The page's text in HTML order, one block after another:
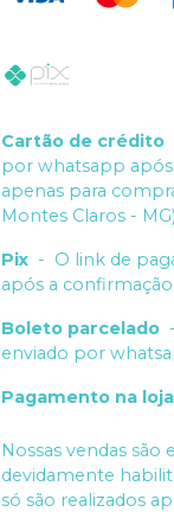
Cartão de crédito
por whatsapp
apenas para
Montes Claros - MG)
Pix - O link de
após a
Boleto parcelado -
enviado por
Pagamento na loja
Nossas vendas são
devidamente
só são realizados